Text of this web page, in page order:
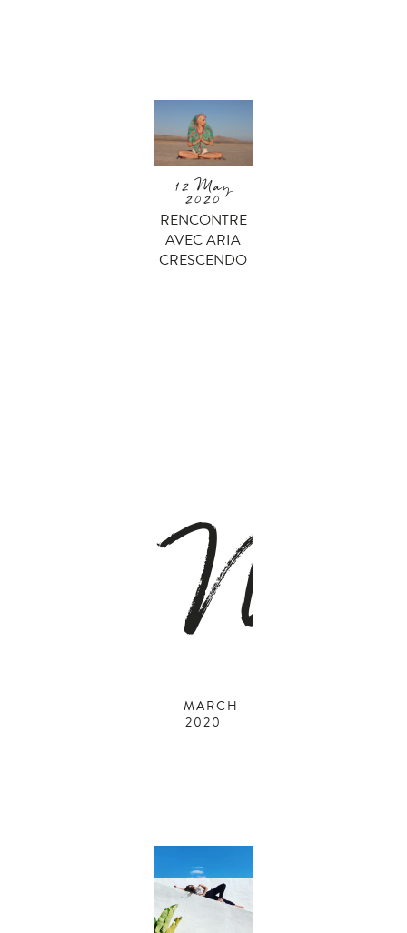
12 May
2020
RENCONTRE
AVEC ARIA
CRESCENDO
M
MARCH
2020